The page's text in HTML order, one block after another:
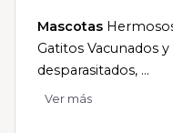
Mascotas
Gatitos Vacunados y
desparasitados, ...
Ver más